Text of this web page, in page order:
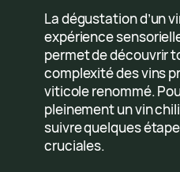
La dégustation d’un
expérience
permet de découvrir
complexité des vins
viticole renommé.
pleinement un vin
suivre quelques
cruciales.